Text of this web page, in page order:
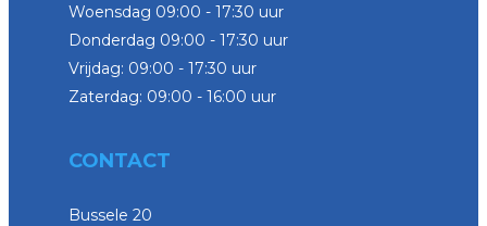
Woensdag 09:00 - 17:30 uur
Donderdag 09:00 - 17:30 uur
Vrijdag: 09:00 - 17:30 uur
Zaterdag: 09:00 - 16:00 uur
CONTACT
Bussele 20